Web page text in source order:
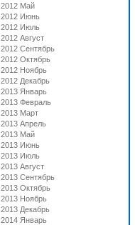
2012 Май
2012 Июнь
2012 Июль
2012 Август
2012 Сентябрь
2012 Октябрь
2012 Ноябрь
2012 Декабрь
2013 Январь
2013 Февраль
2013 Март
2013 Апрель
2013 Май
2013 Июнь
2013 Июль
2013 Август
2013 Сентябрь
2013 Октябрь
2013 Ноябрь
2013 Декабрь
2014 Январь